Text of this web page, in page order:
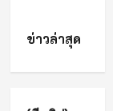
ข่าวล่าสุด